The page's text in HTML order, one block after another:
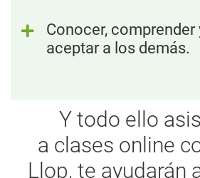
Conocer, comprender
aceptar a los demás.
Y todo ello
a clases online
Llop, te ayudarán